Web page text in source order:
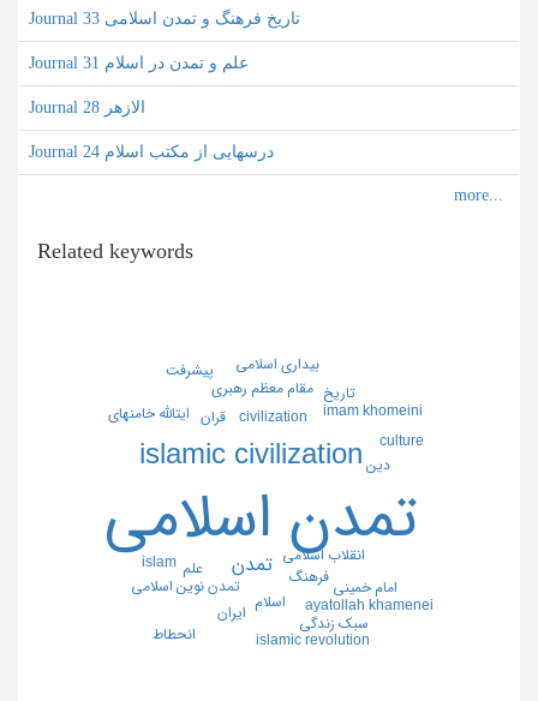
Journal تاریخ فرهنگ و تمدن اسلامی 33
Journal علم و تمدن در اسلام 31
Journal الازهر 28
Journal درسهایی از مکتب اسلام 24
Related keywords
تمدن اسلامي
islamic civilization
تمدن
انقلاب اسلامي
فرهنگ
اسلام
civilization
تمدن نوين اسلامي
علم
مقام معظم رهبري
قران
امام خميني
ايران
islamic revolution
سبك زندگي
imam khomeini
ayatollah khamenei
islam
بيداري اسلامي
ايتالله خامنهاي
انحطاط
تاريخ
پيشرفت
culture
دين